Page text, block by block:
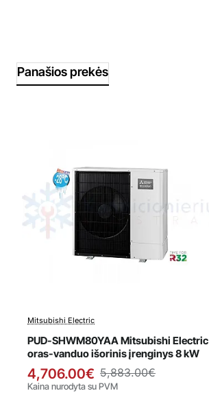
Panašios prekės
Išpardavimas
Mitsubishi Electric
PUD-SHWM80YAA Mitsubishi Electric
oras-vanduo išorinis įrenginys 8 kW
4,706.00€ 5,883.00€
Kaina nurodyta su PVM